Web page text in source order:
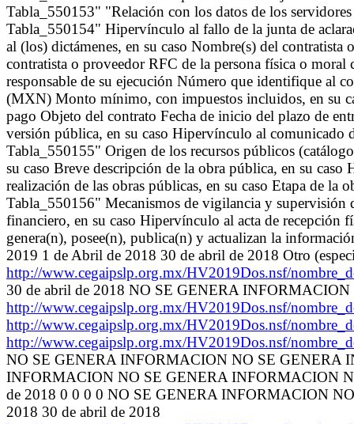
Tabla_550153" "Relación con los datos de los
Tabla_550154" Hipervínculo al fallo de la junta de
al (los) dictámenes, en su caso Nombre(s) del
contratista o proveedor RFC de la persona física o
responsable de su ejecución Número que identifique al
(MXN) Monto mínimo, con impuestos incluidos, en su
pago Objeto del contrato Fecha de inicio del plazo de
versión pública, en su caso Hipervínculo al comunicado
Tabla_550155" Origen de los recursos públicos
su caso Breve descripción de la obra pública, en su
realización de las obras públicas, en su caso Etapa de
Tabla_550156" Mecanismos de vigilancia y supervisión
financiero, en su caso Hipervínculo al acta de recepción
genera(n), posee(n), publica(n) y actualizan la
2019 1 de Abril de 2018 30 de abril de 2018 Otro
http://www.cegaipslp.org.mx/HV2019Dos.nsf/
30 de abril de 2018 NO SE GENERA INFORMACION
http://www.cegaipslp.org.mx/HV2019Dos.nsf/
http://www.cegaipslp.org.mx/HV2019Dos.nsf/
http://www.cegaipslp.org.mx/HV2019Dos.nsf/
NO SE GENERA INFORMACION NO SE GENERA
INFORMACION NO SE GENERA INFORMACION
de 2018 0 0 0 0 NO SE GENERA INFORMACION
2018 30 de abril de 2018